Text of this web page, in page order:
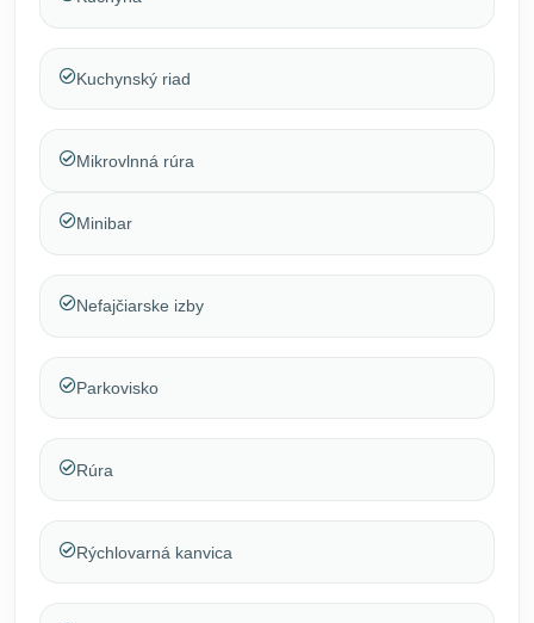
Kuchynský riad
Mikrovlnná rúra
Minibar
Nefajčiarske izby
Parkovisko
Rúra
Rýchlovarná kanvica